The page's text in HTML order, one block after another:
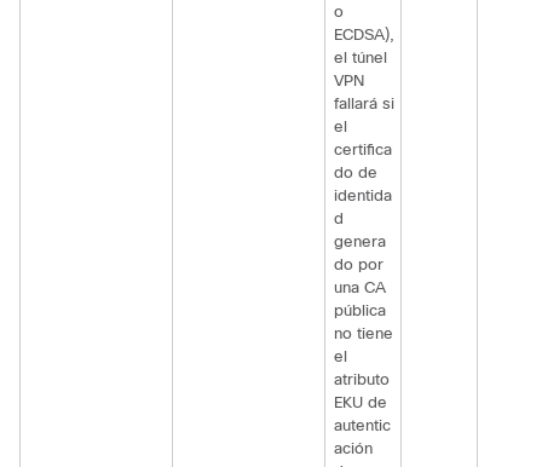
o
ECDSA),
el túnel
VPN
fallará si
el
certifica
do de
identida
d
genera
do por
una CA
pública
no tiene
el
atributo
EKU de
autentic
ación